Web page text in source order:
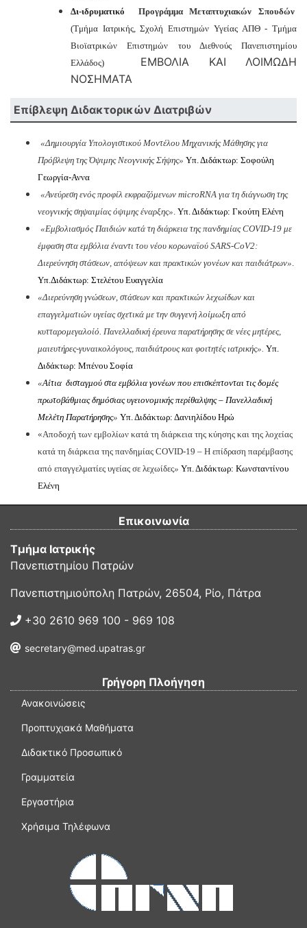
Δι-ιδρυματικό
Προγράμμα Μεταπτυχιακών Σπουδών
(Τμήμα Ιατρικής, Σχολή Επιστημών Υγείας ΑΠΘ - Τμήμα
Βιοϊατρικών Επιστημών του Διεθνούς Πανεπιστημίου
Ελλάδος)
ΕΜΒΟΛΙΑ ΚΑΙ ΛΟΙΜΩΔΗ
ΝΟΣΗΜΑΤΑ
Επίβλεψη Διδακτορικών Διατριβών
«Δημιουργία Υπολογιστικού Μοντέλου Μηχανικής Μάθησης για
Πρόβλεψη της Όψιμης Νεογνικής Σήψης» Υπ. Διδάκτωρ: Σοφούλη
Γεωργία-Αννα
«Ανεύρεση ενός προφίλ εκφραζόμενων microRNA για τη διάγνωση της
νεογνικής σηψαιμίας όψιμης έναρξης» Υπ. Διδάκτωρ: Γκούτη Ελένη
«Εμβολιασμός Παιδιών κατά τη διάρκεια της πανδημίαςCOVID-19 με
έμφαση στα εμβόλια έναντι του νέου κορωναϊού SARS-CoV2:
Διερεύνηση στάσεων, απόψεων και πρακτικών γονέων και παιδιάτρων»
Υπ.Διδάκτωρ: Στελέτου Ευαγγελία
«Διερεύνηση γνώσεων, στάσεων και πρακτικών λεχωίδων και
επαγγελματιών υγείας σχετικά με την συγγενή λοίμωξη από
κυτταρομεγαλοίό. Πανελλαδική έρευνα παρατήρησης σε νέες μητέρες,
μαιευτήρες-γυναικολόγους, παιδιάτρους και φοιτητές ιατρικής». Υπ.
Διδάκτωρ: Μπένου Σοφία
«Αίτια δισταγμού στα εμβόλια γονέων που επισκέπτονται τις δομές
πρωτοβάθμιας δημόσιας υγειονομικής περίθαλψης – Πανελλαδική
Μελέτη Παρατήρησης» Υπ. Διδάκτωρ: Δανιηλίδου Ηρώ
«Αποδοχή των εμβολίων κατά τη διάρκεια της κύησης και της λοχείας
κατά τη διάρκεια της πανδημίας COVID-19 – H επίδραση παρέμβασης
από επαγγελματίες υγείας σε λεχωίδες» Υπ. Διδάκτωρ: Κωνσταντίνου
Ελένη
Επικοινωνία
Τμήμα Ιατρικής
Πανεπιστημίου Πατρών
Πανεπιστημιούπολη Πατρών, 26504, Ρίο, Πάτρα
+30 2610 969 100 - 969 108
secretary@med.upatras.gr
Γρήγορη Πλοήγηση
Ανακοινώσεις
Προπτυχιακά Μαθήματα
Διδακτικό Προσωπικό
Γραμματεία
Εργαστήρια
Χρήσιμα Τηλέφωνα